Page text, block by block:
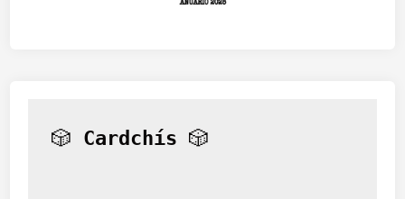
🎲 Cardchís 🎲